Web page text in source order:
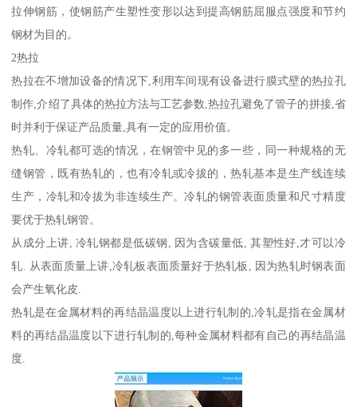
拉伸钢筋，使钢筋产生塑性变形以达到提高钢筋屈服点强度和节约
钢材为目的。
2热拉
热拉在不增加设备的情况下,利用车间现有设备进行膜式壁的热拉孔
制作,介绍了具体的热拉方法与工艺参数,热拉孔避免了管子的拼接,省
时并利于保证产品质量,具有一定的应用价值。
热轧、冷轧都可选的情况，在钢管中见的多一些，同一种规格的无
缝钢管，既有热轧的，也有冷轧或冷拔的，热轧基本是生产线连续
生产，冷轧和冷拔为非连续生产。冷轧的钢管表面质量和尺寸精度
要优于热轧钢管。
从成分上讲, 冷轧钢都是低碳钢, 因为含碳量低, 其塑性好,才可以冷
轧. 从表面质量上讲,冷轧板表面质量好于热轧板, 因为热轧时钢表面
会产生氧化皮.
热轧是在金属材料的再结晶温度以上进行轧制的,冷轧是指在金属材
料的再结晶温度以下进行轧制的,每种金属材料都有自己的再结晶温
度.